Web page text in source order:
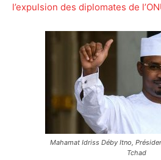
l’expulsion des diplomates de
Mahamat Idriss Déby Itno,
Tchad